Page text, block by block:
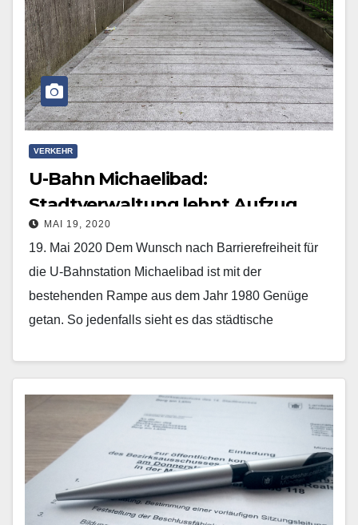
VERKEHR
U-Bahn Michaelibad:
Stadtverwaltung lehnt Aufzug
weiterhin ab
MAI 19, 2020
19. Mai 2020 Dem Wunsch nach Barrierefreiheit für
die U-Bahnstation Michaelibad ist mit der
bestehenden Rampe aus dem Jahr 1980 Genüge
getan. So jedenfalls sieht es das städtische
Mehr erfahren